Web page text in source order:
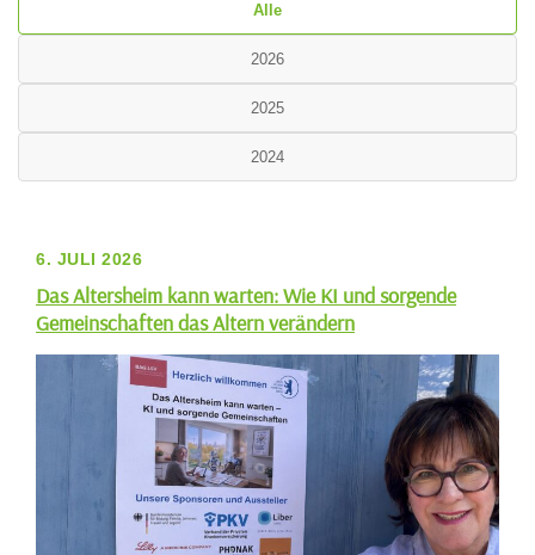
Alle
2026
2025
2024
6. JULI 2026
Das Altersheim kann warten: Wie KI und sorgende
Gemeinschaften das Altern verändern